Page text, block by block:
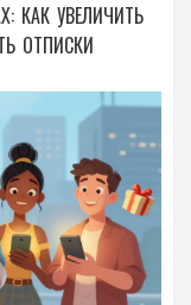
КАК УВЕЛИЧИТЬ
ОТПИСКИ